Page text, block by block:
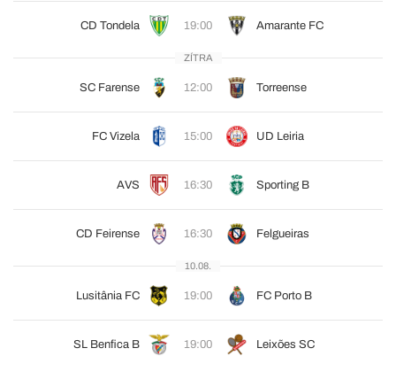
CD Tondela 19:00 Amarante FC
ZÍTRA
SC Farense 12:00 Torreense
FC Vizela 15:00 UD Leiria
AVS 16:30 Sporting B
CD Feirense 16:30 Felgueiras
10.08.
Lusitânia FC 19:00 FC Porto B
SL Benfica B 19:00 Leixões SC